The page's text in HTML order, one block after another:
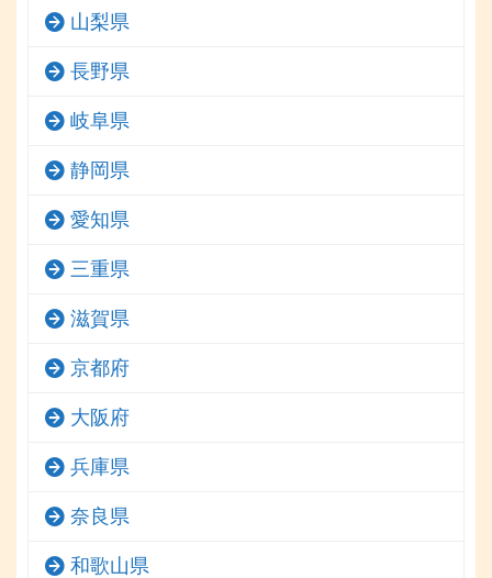
山梨県
長野県
岐阜県
静岡県
愛知県
三重県
滋賀県
京都府
大阪府
兵庫県
奈良県
和歌山県